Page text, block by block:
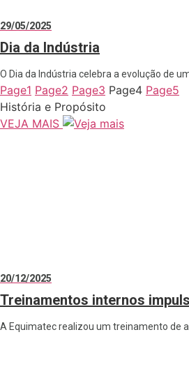
29/05/2025
Dia da Indústria
O Dia da Indústria celebra a evolução de
Page1 Page2 Page3 Page4 Page5
História e Propósito
VEJA MAIS
20/12/2025
Treinamentos internos
A Equimatec realizou um treinamento de